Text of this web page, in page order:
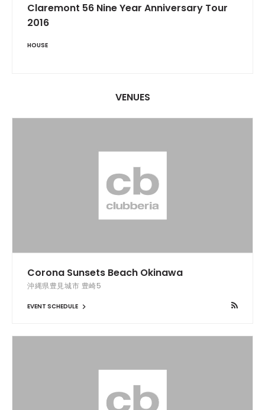
Claremont 56 Nine Year Anniversary Tour
2016
HOUSE
VENUES
Corona Sunsets Beach Okinawa
沖縄県豊見城市 豊崎5
EVENT SCHEDULE